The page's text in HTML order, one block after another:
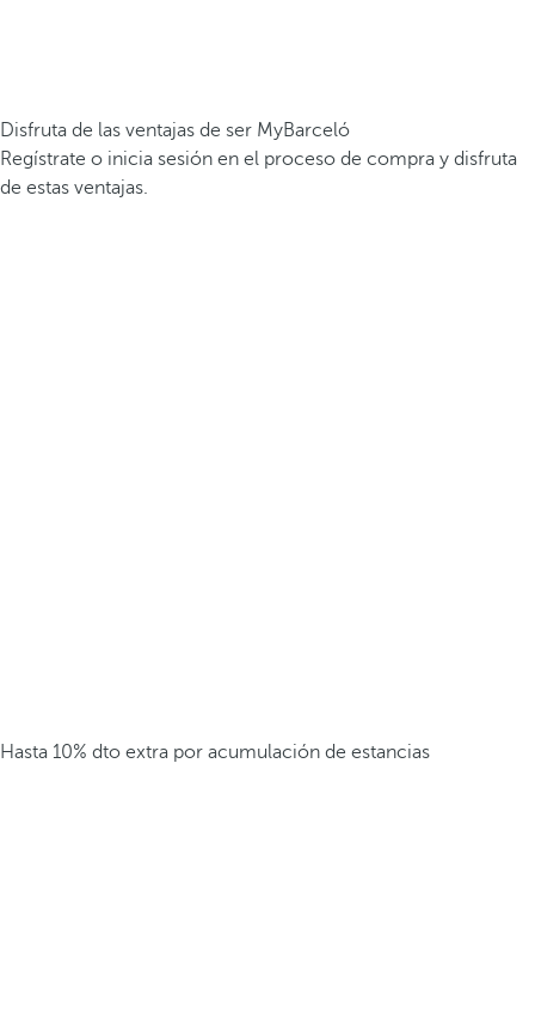
Disfruta de las ventajas de ser MyBarceló
Regístrate o inicia sesión en el proceso de compra y disfruta
de estas ventajas.
Hasta 10% dto extra por acumulación de estancias